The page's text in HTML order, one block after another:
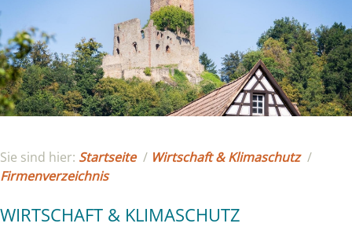
Sie sind hier: Startseite / Wirtschaft & Klimaschutz /
Firmenverzeichnis
WIRTSCHAFT & KLIMASCHUTZ